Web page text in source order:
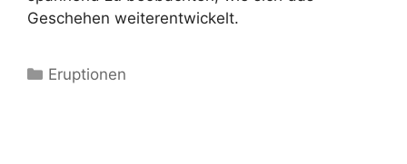
Geschehen weiterentwickelt.
Kategorien
Eruptionen